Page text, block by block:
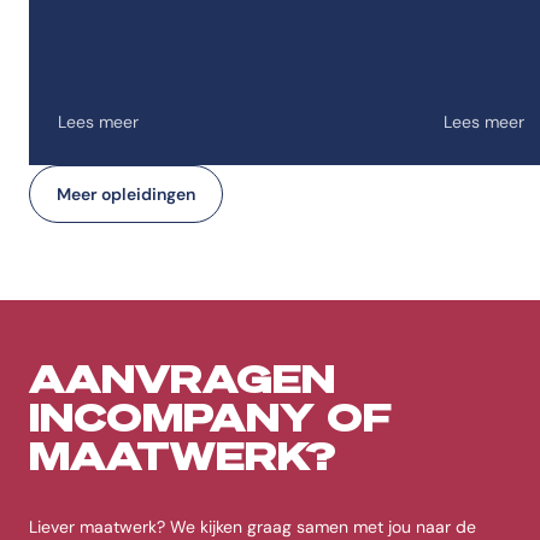
Lees meer Lees meer
Meer opleidingen
AANVRAGEN
INCOMPANY OF
MAATWERK?
Liever maatwerk? We kijken graag samen met jou naar de